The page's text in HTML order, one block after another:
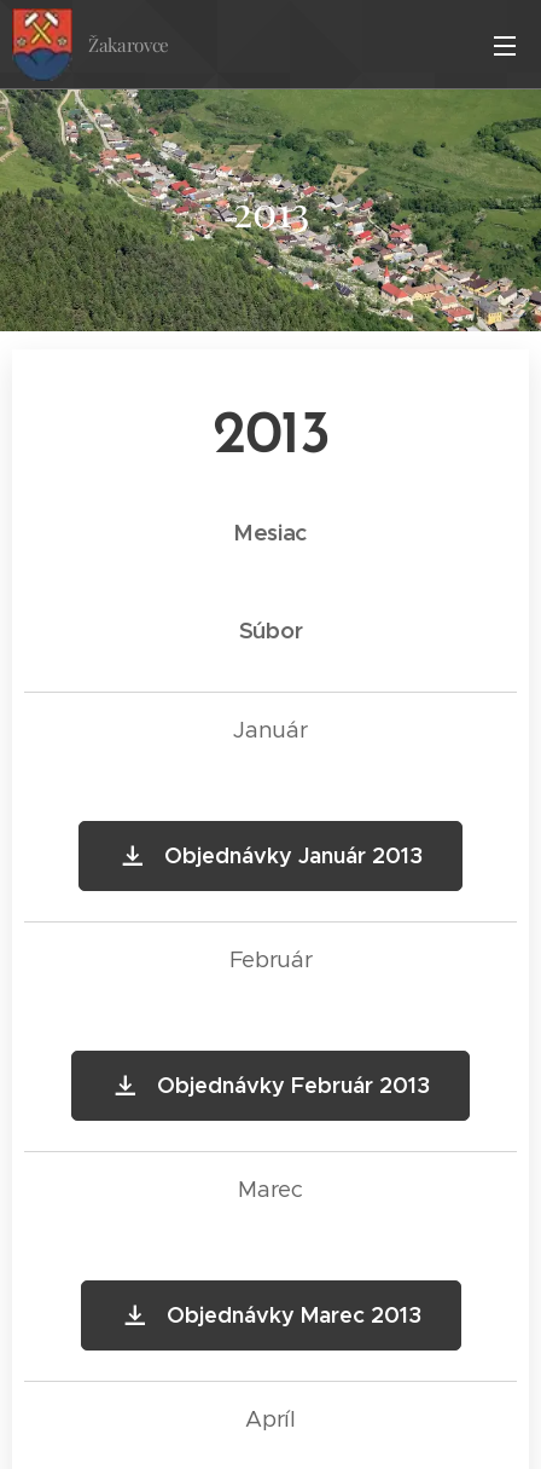
Žakarovce
2013
2013
Mesiac
Súbor
Január
Objednávky Január 2013
Február
Objednávky Február 2013
Marec
Objednávky Marec 2013
Apríl